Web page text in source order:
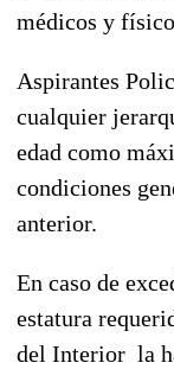
médicos y
Aspirantes
cualquier
edad como
condiciones
anterior.
En caso de
estatura
del Interior la